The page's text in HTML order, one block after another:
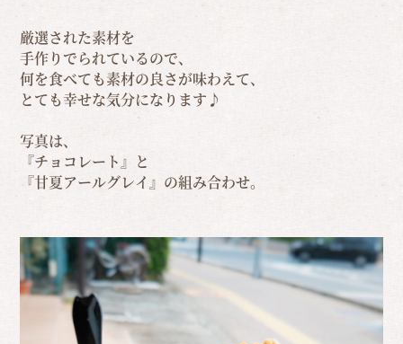
厳選された素材を
手作りでられているので、
何を食べても素材の良さが味わえて、
とても幸せな気分になります♪
写真は、
『チョコレート』と
『甘夏アールグレイ』の組み合わせ。